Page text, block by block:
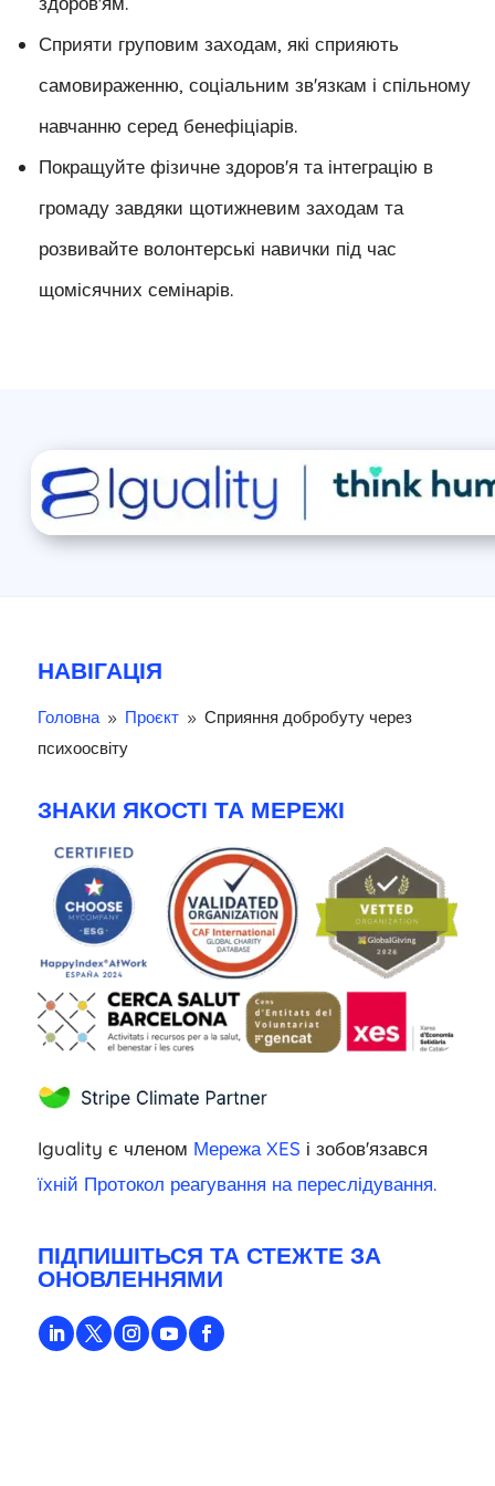
Сприяти груповим заходам, які сприяють
самовираженню, соціальним зв'язкам і спільному
навчанню серед бенефіціарів.
Покращуйте фізичне здоров'я та інтеграцію в
громаду завдяки щотижневим заходам та
розвивайте волонтерські навички під час
щомісячних семінарів.
НАВІГАЦІЯ
Головна 9 Проєкт 9 Сприяння добробуту через
психоосвіту
ЗНАКИ ЯКОСТІ ТА МЕРЕЖІ
Iguality є членом Мережа XES і зобов'язався
їхній Протокол реагування на переслідування.
ПІДПИШІТЬСЯ ТА СТЕЖТЕ ЗА
ОНОВЛЕННЯМИ